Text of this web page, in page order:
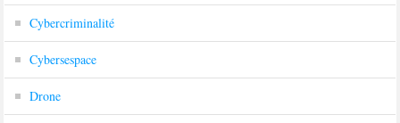
Cybercriminalité
Cybersespace
Drone